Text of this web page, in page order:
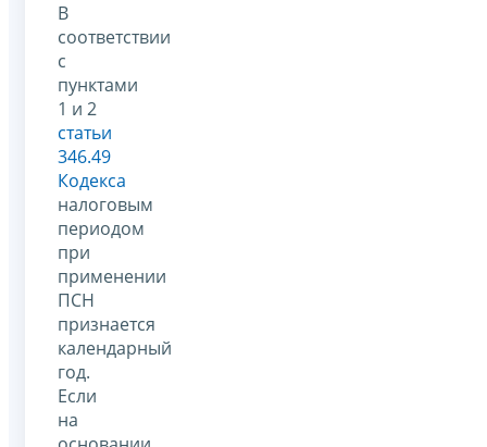
В
соответствии
с
пунктами
1 и 2
статьи
346.49
Кодекса
налоговым
периодом
при
применении
ПСН
признается
календарный
год.
Если
на